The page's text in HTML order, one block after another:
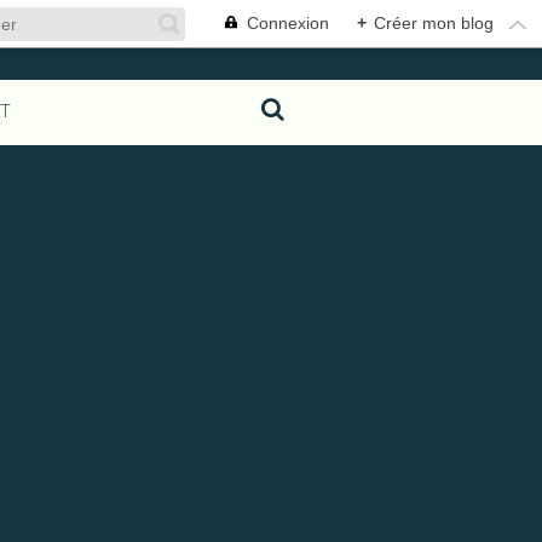
Connexion + Créer mon blog